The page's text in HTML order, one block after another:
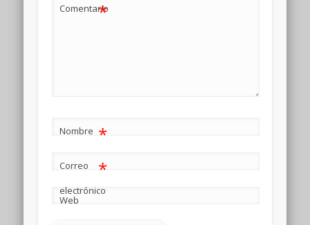
Comentario
*
Nombre *
Correo
electrónico
*
Web